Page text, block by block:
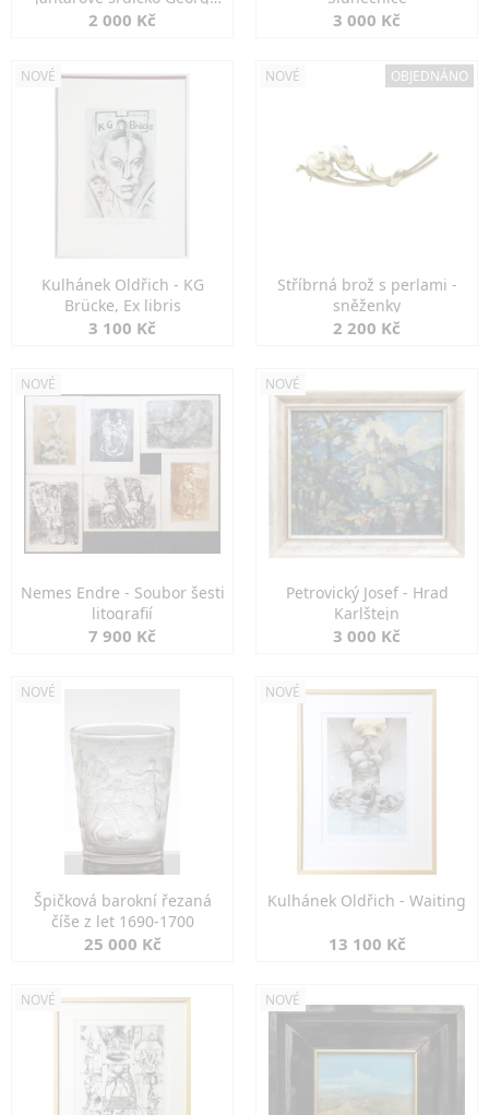
Kramer
2 000 Kč 3 000 Kč
NOVÉ
Kulhánek Oldřich - KG
Brücke, Ex libris
3 100 Kč
NOVÉ OBJEDNÁNO
Stříbrná brož s perlami -
sněženky
2 200 Kč
NOVÉ
Nemes Endre - Soubor šesti
litografií
7 900 Kč
NOVÉ
Petrovický Josef - Hrad
Karlštejn
3 000 Kč
NOVÉ
Špičková barokní řezaná
číše z let 1690-1700
25 000 Kč
NOVÉ
Kulhánek Oldřich - Waiting
13 100 Kč
NOVÉ NOVÉ